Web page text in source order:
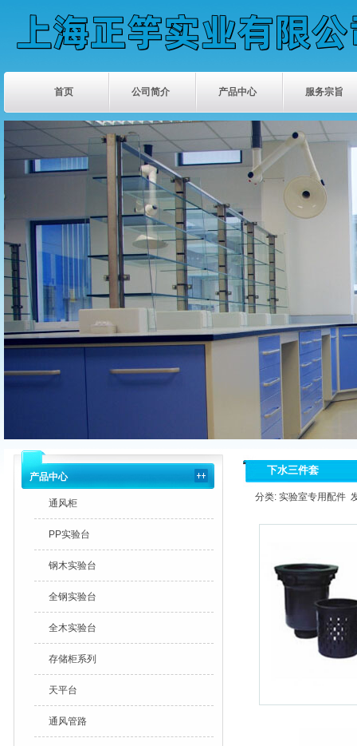
首页 公司简介 产品中心 服务宗旨
产品中心
通风柜
PP实验台
钢木实验台
全钢实验台
全木实验台
存储柜系列
天平台
通风管路
下水三件套
分类: 实验室专用配件